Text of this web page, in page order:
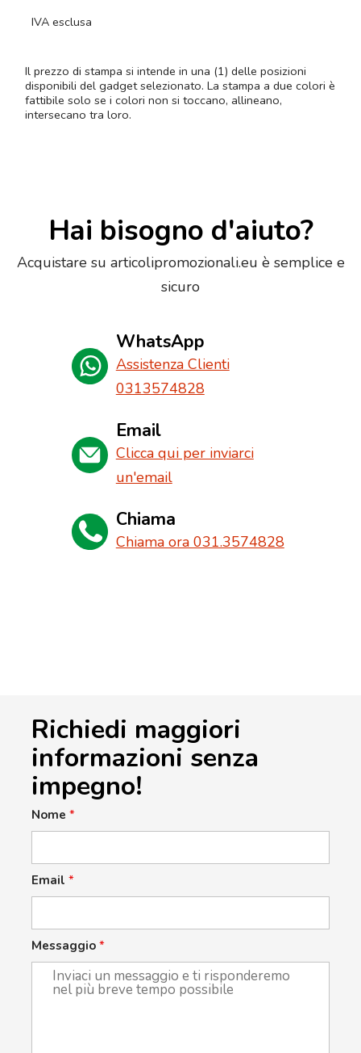
IVA esclusa
Il prezzo di stampa si intende in una (1) delle posizioni
disponibili del gadget selezionato. La stampa a due colori è
fattibile solo se i colori non si toccano, allineano,
intersecano tra loro.
Hai bisogno d'aiuto?
Acquistare su articolipromozionali.eu è semplice e
sicuro
WhatsApp
Assistenza Clienti
0313574828
Email
Clicca qui per inviarci
un'email
Chiama
Chiama ora 031.3574828
Richiedi maggiori
informazioni senza
impegno!
Nome *
Email *
Messaggio *